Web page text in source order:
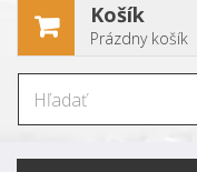
Košík
Prázdny košík